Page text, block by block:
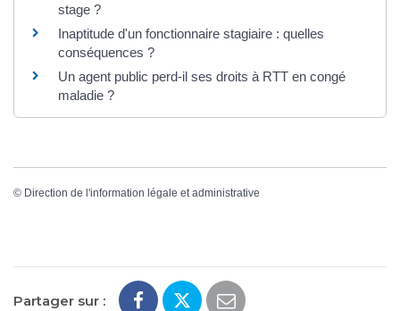
stage ?
Inaptitude d'un fonctionnaire stagiaire : quelles
conséquences ?
Un agent public perd-il ses droits à RTT en congé
maladie ?
© Direction de l'information légale et administrative
Partager sur :